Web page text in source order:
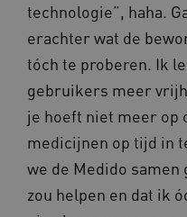
technologie”, haha.
erachter wat de
tóch te proberen. Ik
gebruikers meer
je hoeft niet meer op
medicijnen op tijd in
we de Medido
zou helpen en dat ik
ASLBSACORS